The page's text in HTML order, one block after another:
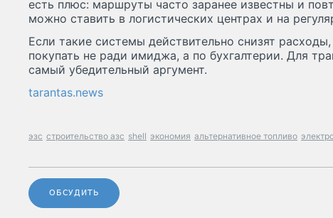
есть плюс: маршруты часто заранее известны и
можно ставить в логистических центрах и на
Если такие системы действительно снизят
покупать не ради имиджа, а по бухгалтерии. Для
самый убедительный аргумент.
tarantas.news
эзс строительство азс shell экономия альтернативное топливо
ОБСУДИТЬ